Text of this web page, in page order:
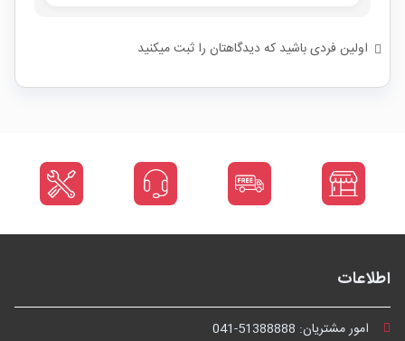
اولین فردی باشید که دیدگاهتان را ثبت میکنید
اطلاعات
امور مشتریان: 041-51388888